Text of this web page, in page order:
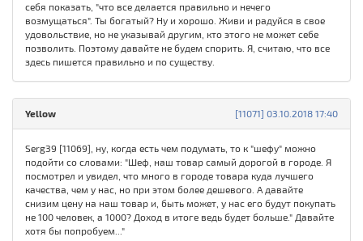
себя показать, "что все делается правильно и нечего
возмущаться". Ты богатый? Ну и хорошо. Живи и радуйся в свое
удовольствие, но не указывай другим, кто этого не может себе
позволить. Поэтому давайте не будем спорить. Я, считаю, что все
здесь пишется правильно и по существу.
[11071] 03.10.2018 17:40
Yellow
Serg39 [11069], ну, когда есть чем подумать, то к "шефу" можно
подойти со словами: "Шеф, наш товар самый дорогой в городе. Я
посмотрел и увидел, что много в городе товара куда лучшего
качества, чем у нас, но при этом более дешевого. А давайте
снизим цену на наш товар и, быть может, у нас его будут покупать
не 100 человек, а 1000? Доход в итоге ведь будет больше." Давайте
хотя бы попробуем..."